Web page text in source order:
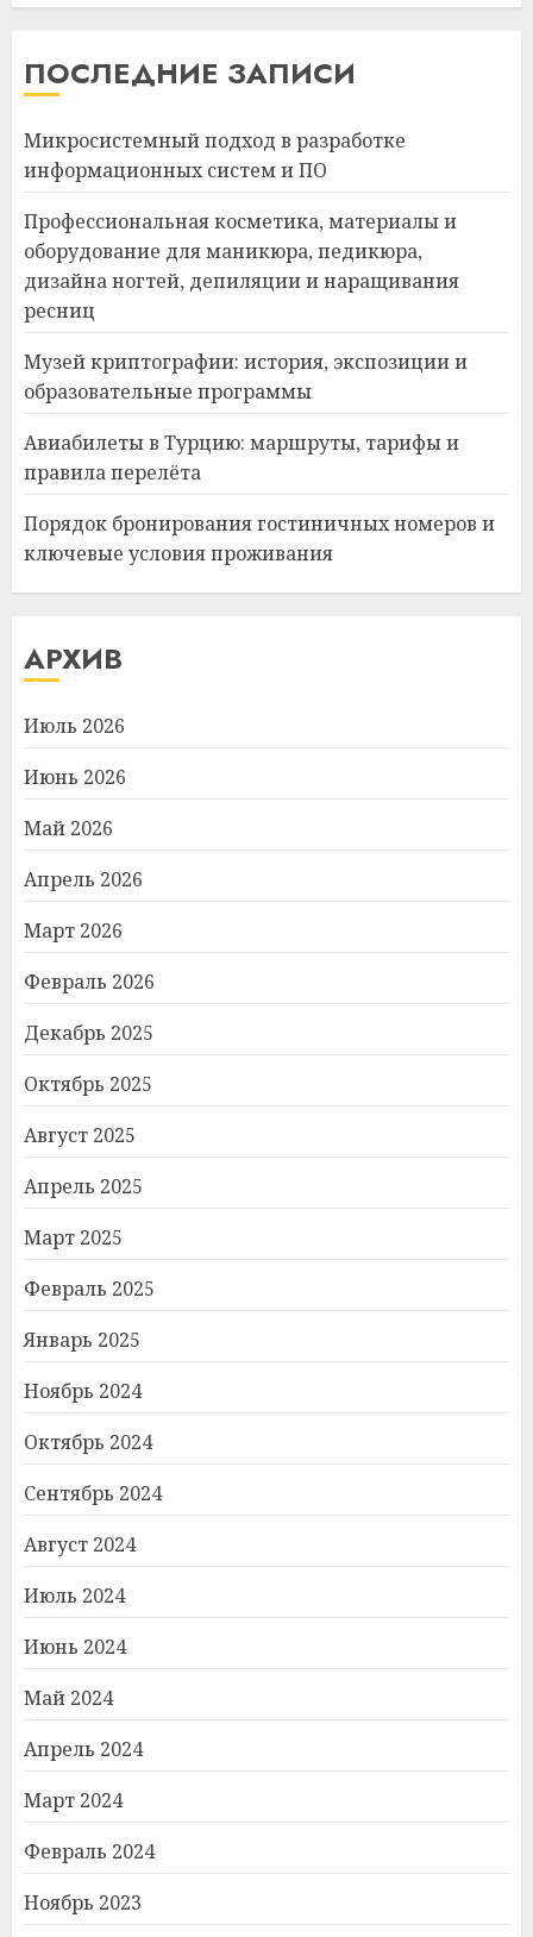
ПОСЛЕДНИЕ ЗАПИСИ
Микросистемный подход в разработке
информационных систем и ПО
Профессиональная косметика, материалы и
оборудование для маникюра, педикюра,
дизайна ногтей, депиляции и наращивания
ресниц
Музей криптографии: история, экспозиции и
образовательные программы
Авиабилеты в Турцию: маршруты, тарифы и
правила перелёта
Порядок бронирования гостиничных номеров и
ключевые условия проживания
АРХИВ
Июль 2026
Июнь 2026
Май 2026
Апрель 2026
Март 2026
Февраль 2026
Декабрь 2025
Октябрь 2025
Август 2025
Апрель 2025
Март 2025
Февраль 2025
Январь 2025
Ноябрь 2024
Октябрь 2024
Сентябрь 2024
Август 2024
Июль 2024
Июнь 2024
Май 2024
Апрель 2024
Март 2024
Февраль 2024
Ноябрь 2023